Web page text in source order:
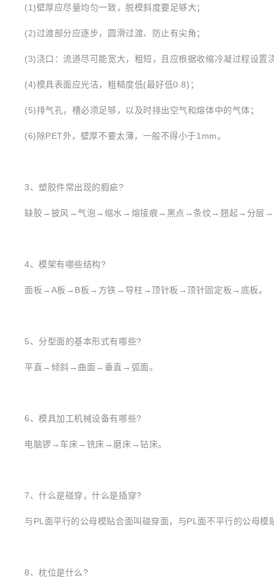
(1)壁厚应尽量均匀一致，脱模斜度要足够大；
(2)过渡部分应逐步，圆滑过渡、防止有尖角；
(3)浇口：流道尽可能宽大，粗短，且应根据收缩冷凝过程设置
(4)模具表面应光洁，粗糙度低(最好低0.8)；
(5)排气孔，槽必须足够，以及时排出空气和熔体中的气体；
(6)除PET外，壁厚不要太薄，一般不得小于1mm。
3、塑胶件常出现的瘕疵?
缺胶→披风→气泡→缩水→熔接痕→黑点→条纹→翘起→分层→
4、模架有哪些结构?
面板→A板→B板→方铁→导柱→顶针板→顶针固定板→底板。
5、分型面的基本形式有哪些?
平直→倾斜→曲面→垂直→弧面。
6、模具加工机械设备有哪些?
电脑锣→车床→铣床→磨床→钻床。
7、什么是碰穿，什么是插穿?
与PL面平行的公母模贴合面叫碰穿面，与PL面不平行的公母模
8、枕位是什么?